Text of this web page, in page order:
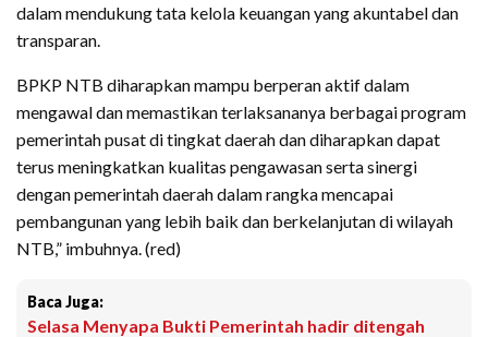
dalam mendukung tata kelola keuangan yang akuntabel dan
transparan.
BPKP NTB diharapkan mampu berperan aktif dalam
mengawal dan memastikan terlaksananya berbagai program
pemerintah pusat di tingkat daerah dan diharapkan dapat
terus meningkatkan kualitas pengawasan serta sinergi
dengan pemerintah daerah dalam rangka mencapai
pembangunan yang lebih baik dan berkelanjutan di wilayah
NTB,” imbuhnya. (red)
Baca Juga:
Selasa Menyapa Bukti Pemerintah hadir ditengah